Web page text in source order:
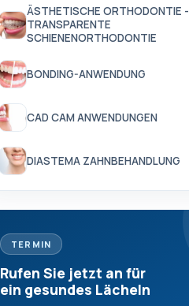
ÄSTHETISCHE ORTHODONTIE -
TRANSPARENTE
SCHIENENORTHODONTIE
BONDING-ANWENDUNG
CAD CAM ANWENDUNGEN
DIASTEMA ZAHNBEHANDLUNG
TERMIN
Rufen Sie jetzt an für
ein gesundes Lächeln